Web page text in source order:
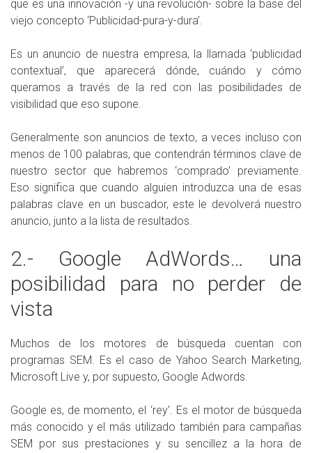
que es una innovación -y una revolución- sobre la base del
viejo concepto ‘Publicidad-pura-y-dura’.
Es un anuncio de nuestra empresa, la llamada ‘publicidad
contextual’, que aparecerá dónde, cuándo y cómo
queramos a través de la red con las posibilidades de
visibilidad que eso supone.
Generalmente son anuncios de texto, a veces incluso con
menos de 100 palabras, que contendrán términos clave de
nuestro sector que habremos ‘comprado’ previamente.
Eso significa que cuando alguien introduzca una de esas
palabras clave en un buscador, este le devolverá nuestro
anuncio, junto a la lista de resultados.
2.- Google AdWords… una
posibilidad para no perder de
vista
Muchos de los motores de búsqueda cuentan con
programas SEM. Es el caso de Yahoo Search Marketing,
Microsoft Live y, por supuesto, Google Adwords.
Google es, de momento, el ‘rey’. Es el motor de búsqueda
más conocido y el más utilizado también para campañas
SEM por sus prestaciones y su sencillez a la hora de